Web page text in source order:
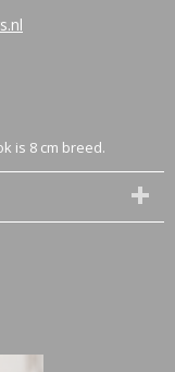
is 8 cm breed.